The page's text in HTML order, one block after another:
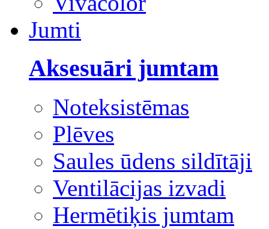
Jumti
Aksesuāri jumtam
Noteksistēmas
Plēves
Saules ūdens sildītāji
Ventilācijas izvadi
Hermētiķis jumtam